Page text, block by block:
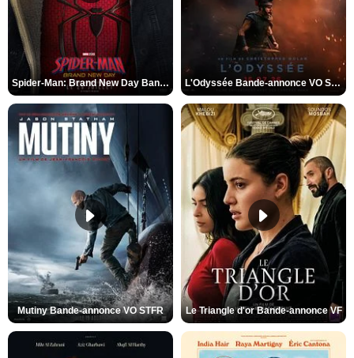
Spider-Man: Brand New Day Bande-annonce VO STFR L'Odyssée Bande-annonce VO STFR
Mutiny Bande-annonce VO STFR Le Triangle d'or Bande-annonce VF